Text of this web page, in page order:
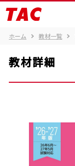
ホーム 教材一覧
教材詳細